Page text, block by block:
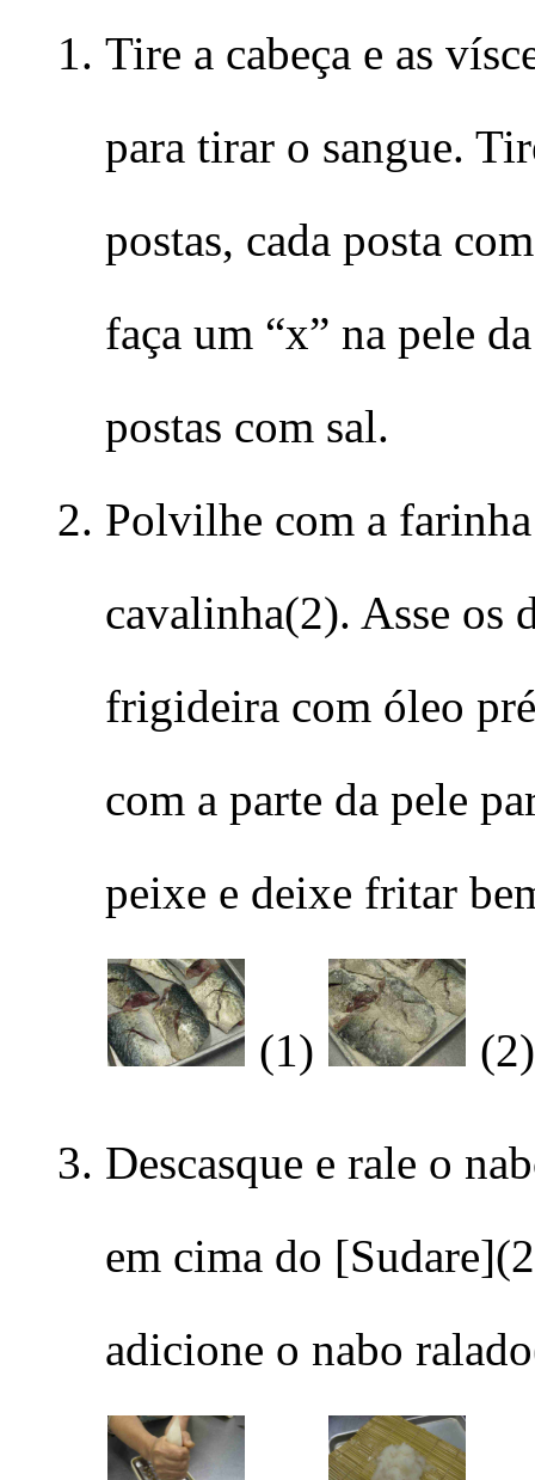
Tire a cabeça e as
para tirar o sangue.
postas, cada posta
faça um “x” na pele
postas com sal.
Polvilhe com a
cavalinha(2). Asse os
frigideira com óleo
com a parte da pele
peixe e deixe fritar
(1)
Descasque e rale o
em cima do
adicione o nabo